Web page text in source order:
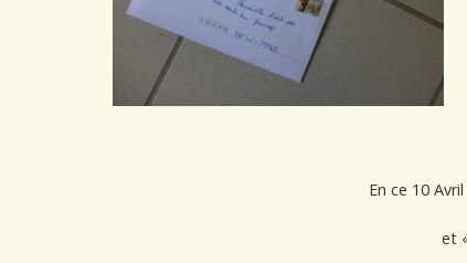
En ce 10
et